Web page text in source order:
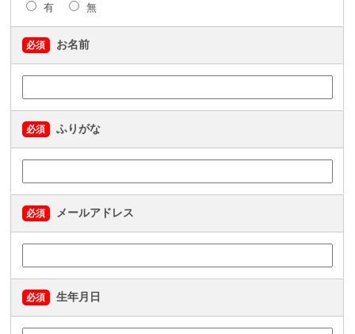
有 無
必須 お名前
必須 ふりがな
必須 メールアドレス
必須 生年月日